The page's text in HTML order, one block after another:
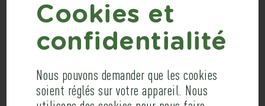
Cookies et
confidentialité
Nous pouvons demander que les cookies
soient réglés sur votre appareil. Nous
Site web